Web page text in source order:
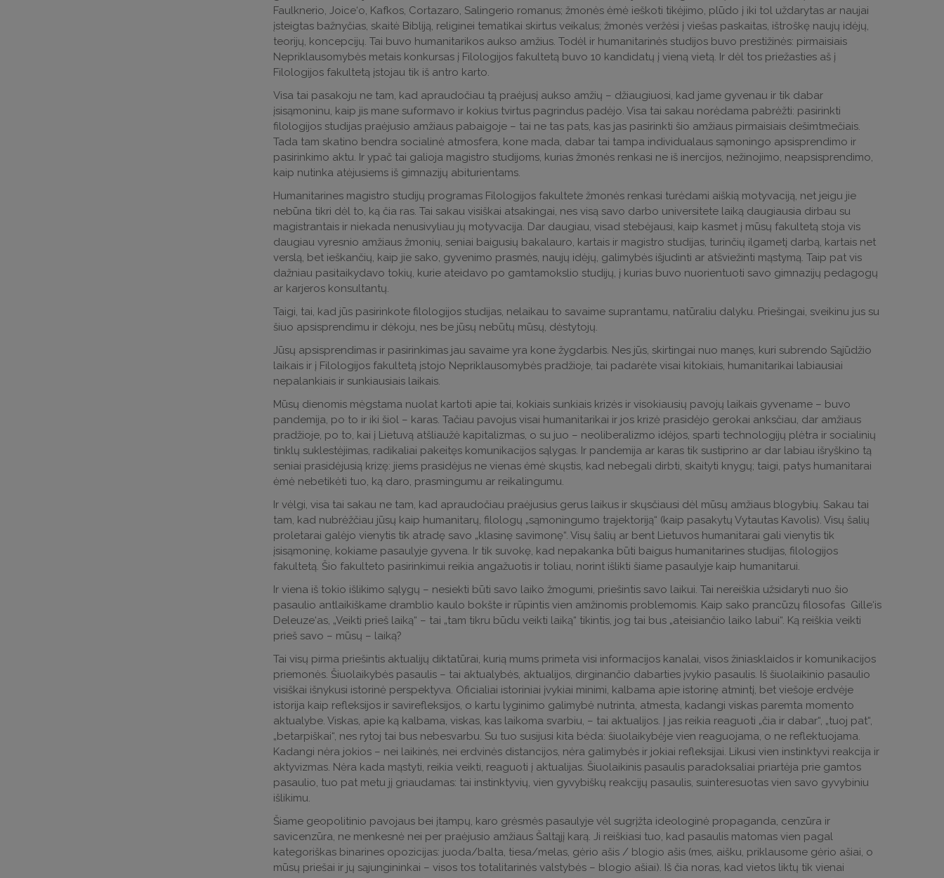
Faulknerio, Joice‘o, Kafkos, Cortazaro, Salingerio romanus; žmonės ėmė ieškoti tikėjimo, plūdo į iki tol uždarytas ar naujai
įsteigtas bažnyčias, skaitė Bibliją, religinei tematikai skirtus veikalus; žmonės veržėsi į viešas paskaitas, ištroškę naujų idėjų,
teorijų, koncepcijų. Tai buvo humanitarikos aukso amžius. Todėl ir humanitarinės studijos buvo prestižinės: pirmaisiais
Nepriklausomybės metais konkursas į Filologijos fakultetą buvo 10 kandidatų į vieną vietą. Ir dėl tos priežasties aš į
Filologijos fakultetą įstojau tik iš antro karto.
Visa tai pasakoju ne tam, kad apraudočiau tą praėjusį aukso amžių – džiaugiuosi, kad jame gyvenau ir tik dabar
įsisąmoninu, kaip jis mane suformavo ir kokius tvirtus pagrindus padėjo. Visa tai sakau norėdama pabrėžti: pasirinkti
filologijos studijas praėjusio amžiaus pabaigoje – tai ne tas pats, kas jas pasirinkti šio amžiaus pirmaisiais dešimtmečiais.
Tada tam skatino bendra socialinė atmosfera, kone mada, dabar tai tampa individualaus sąmoningo apsisprendimo ir
pasirinkimo aktu. Ir ypač tai galioja magistro studijoms, kurias žmonės renkasi ne iš inercijos, nežinojimo, neapsisprendimo,
kaip nutinka atėjusiems iš gimnazijų abiturientams.
Humanitarines magistro studijų programas Filologijos fakultete žmonės renkasi turėdami aiškią motyvaciją, net jeigu jie
nebūna tikri dėl to, ką čia ras. Tai sakau visiškai atsakingai, nes visą savo darbo universitete laiką daugiausia dirbau su
magistrantais ir niekada nenusivyliau jų motyvacija. Dar daugiau, visad stebėjausi, kaip kasmet į mūsų fakultetą stoja vis
daugiau vyresnio amžiaus žmonių, seniai baigusių bakalauro, kartais ir magistro studijas, turinčių ilgametį darbą, kartais net
verslą, bet ieškančių, kaip jie sako, gyvenimo prasmės, naujų idėjų, galimybės išjudinti ar atšviežinti mąstymą. Taip pat vis
dažniau pasitaikydavo tokių, kurie ateidavo po gamtamokslio studijų, į kurias buvo nuorientuoti savo gimnazijų pedagogų
ar karjeros konsultantų.
Taigi, tai, kad jūs pasirinkote filologijos studijas, nelaikau to savaime suprantamu, natūraliu dalyku. Priešingai, sveikinu jus su
šiuo apsisprendimu ir dėkoju, nes be jūsų nebūtų mūsų, dėstytojų.
Jūsų apsisprendimas ir pasirinkimas jau savaime yra kone žygdarbis. Nes jūs, skirtingai nuo manęs, kuri subrendo Sąjūdžio
laikais ir į Filologijos fakultetą įstojo Nepriklausomybės pradžioje, tai padarėte visai kitokiais, humanitarikai labiausiai
nepalankiais ir sunkiausiais laikais.
Mūsų dienomis mėgstama nuolat kartoti apie tai, kokiais sunkiais krizės ir visokiausių pavojų laikais gyvename – buvo
pandemija, po to ir iki šiol – karas. Tačiau pavojus visai humanitarikai ir jos krizė prasidėjo gerokai anksčiau, dar amžiaus
pradžioje, po to, kai į Lietuvą atšliaužė kapitalizmas, o su juo – neoliberalizmo idėjos, sparti technologijų plėtra ir socialinių
tinklų suklestėjimas, radikaliai pakeitęs komunikacijos sąlygas. Ir pandemija ar karas tik sustiprino ar dar labiau išryškino tą
seniai prasidėjusią krizę: jiems prasidėjus ne vienas ėmė skųstis, kad nebegali dirbti, skaityti knygų; taigi, patys humanitarai
ėmė nebetikėti tuo, ką daro, prasmingumu ar reikalingumu.
Ir vėlgi, visa tai sakau ne tam, kad apraudočiau praėjusius gerus laikus ir skųsčiausi dėl mūsų amžiaus blogybių. Sakau tai
tam, kad nubrėžčiau jūsų kaip humanitarų, filologų „sąmoningumo trajektoriją“ (kaip pasakytų Vytautas Kavolis). Visų šalių
proletarai galėjo vienytis tik atradę savo „klasinę savimonę“. Visų šalių ar bent Lietuvos humanitarai gali vienytis tik
įsisąmoninę, kokiame pasaulyje gyvena. Ir tik suvokę, kad nepakanka būti baigus humanitarines studijas, filologijos
fakultetą. Šio fakulteto pasirinkimui reikia angažuotis ir toliau, norint išlikti šiame pasaulyje kaip humanitarui.
Ir viena iš tokio išlikimo sąlygų – nesiekti būti savo laiko žmogumi, priešintis savo laikui. Tai nereiškia užsidaryti nuo šio
pasaulio antlaikiškame dramblio kaulo bokšte ir rūpintis vien amžinomis problemomis. Kaip sako prancūzų filosofas Gille‘is
Deleuze‘as, „Veikti prieš laiką“ – tai „tam tikru būdu veikti laiką“ tikintis, jog tai bus „ateisiančio laiko labui“. Ką reiškia veikti
prieš savo – mūsų – laiką?
Tai visų pirma priešintis aktualijų diktatūrai, kurią mums primeta visi informacijos kanalai, visos žiniasklaidos ir komunikacijos
priemonės. Šiuolaikybės pasaulis – tai aktualybės, aktualijos, dirginančio dabarties įvykio pasaulis. Iš šiuolaikinio pasaulio
visiškai išnykusi istorinė perspektyva. Oficialiai istoriniai įvykiai minimi, kalbama apie istorinę atmintį, bet viešoje erdvėje
istorija kaip refleksijos ir savirefleksijos, o kartu lyginimo galimybė nutrinta, atmesta, kadangi viskas paremta momento
aktualybe. Viskas, apie ką kalbama, viskas, kas laikoma svarbiu, – tai aktualijos. Į jas reikia reaguoti „čia ir dabar“, „tuoj pat“,
„betarpiškai“, nes rytoj tai bus nebesvarbu. Su tuo susijusi kita bėda: šiuolaikybėje vien reaguojama, o ne reflektuojama.
Kadangi nėra jokios – nei laikinės, nei erdvinės distancijos, nėra galimybės ir jokiai refleksijai. Likusi vien instinktyvi reakcija ir
aktyvizmas. Nėra kada mąstyti, reikia veikti, reaguoti į aktualijas. Šiuolaikinis pasaulis paradoksaliai priartėja prie gamtos
pasaulio, tuo pat metu jį griaudamas: tai instinktyvių, vien gyvybiškų reakcijų pasaulis, suinteresuotas vien savo gyvybiniu
išlikimu.
Šiame geopolitinio pavojaus bei įtampų, karo grėsmės pasaulyje vėl sugrįžta ideologinė propaganda, cenzūra ir
savicenzūra, ne menkesnė nei per praėjusio amžiaus Šaltąjį karą. Ji reiškiasi tuo, kad pasaulis matomas vien pagal
kategoriškas binarines opozicijas: juoda/balta, tiesa/melas, gėrio ašis / blogio ašis (mes, aišku, priklausome gėrio ašiai, o
mūsų priešai ir jų sąjungininkai – visos tos totalitarinės valstybės – blogio ašiai). Iš čia noras, kad vietos liktų tik vienai